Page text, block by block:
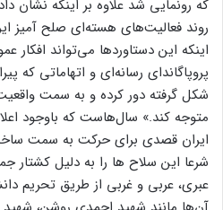
که رونمایی شد علاوه بر اینکه نشان
روند فعالیت‌های هسته‌ای صلح آمیز
اینکه این دستاورد‌ها می‌تواند افکار
پروپاگاندای رسانه‌ای و اتهاماتی که
شکل گرفته دور کرده و به سمت
متوجه کند.» سال‌هاست که باوجود
ایران قصدی برای حرکت به سمت
شرعا این سلاح ها را به دلیل کشتار
عبری، عربی و غربی از طریق تحریم